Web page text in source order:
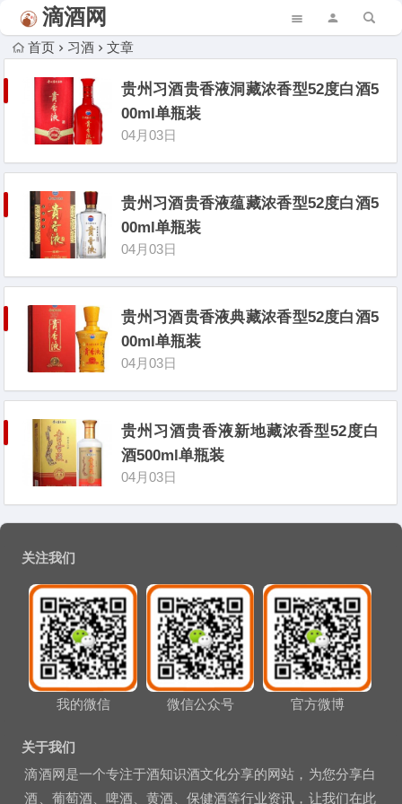
滴酒网
首页 习酒 文章
贵州习酒贵香液洞藏浓香型52度白酒5
00ml单瓶装
04月03日
贵州习酒贵香液蕴藏浓香型52度白酒5
00ml单瓶装
04月03日
贵州习酒贵香液典藏浓香型52度白酒5
00ml单瓶装
04月03日
贵州习酒贵香液新地藏浓香型52度白
酒500ml单瓶装
04月03日
关注我们
我的微信 微信公众号 官方微博
关于我们
滴酒网是一个专注于酒知识酒文化分享的网站，为您分享白
酒、葡萄酒、啤酒、黄酒、保健酒等行业资讯，让我们在此